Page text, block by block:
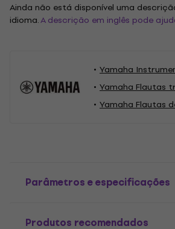
Ainda não está disponível uma
idioma.A descrição em inglês pode
Yamaha
Yamaha Flautas
Yamaha Flautas
Parâmetros e especificações
Produtos recomendados